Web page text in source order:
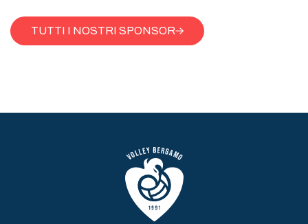
TUTTI I NOSTRI SPONSOR